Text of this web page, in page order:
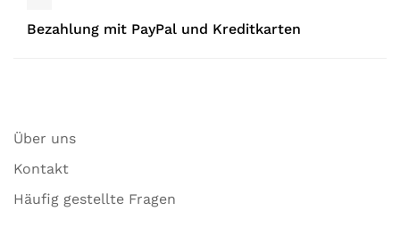
Bezahlung mit PayPal und Kreditkarten
Über uns
Kontakt
Häufig gestellte Fragen